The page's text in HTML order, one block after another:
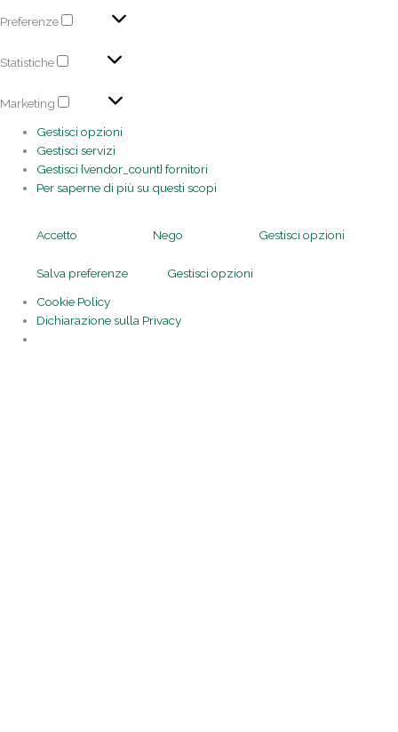
Preferenze
Statistiche
Marketing
Gestisci opzioni
Gestisci servizi
Gestisci {vendor_count} fornitori
Per saperne di più su questi scopi
Accetto Nego Gestisci opzioni
Salva preferenze
Gestisci opzioni
Cookie Policy
Dichiarazione sulla Privacy